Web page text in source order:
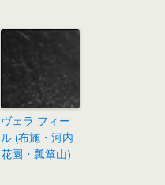
ヴェラ フィー
ル (布施・河内
花園・瓢箪山)